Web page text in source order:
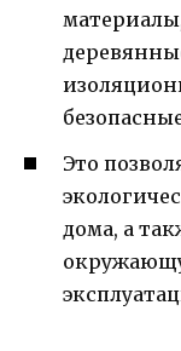
Это
дома, а